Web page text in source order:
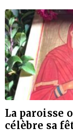
La paroisse
célèbre sa